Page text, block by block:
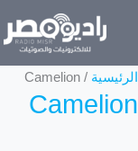
الرئيسية / Camelion
Camelion